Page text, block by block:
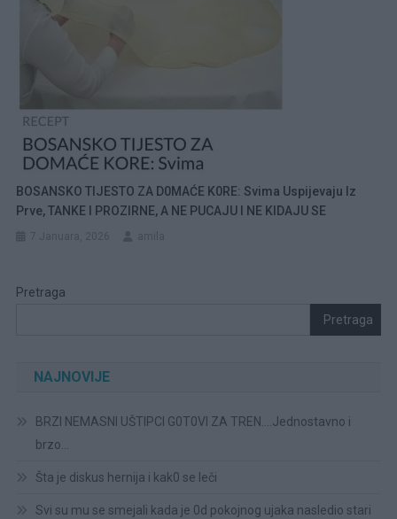
BOSANSKO TIJESTO ZA D0MAĆE K0RE: Svima Uspijevaju Iz
Prve, TANKE I PROZIRNE, A NE PUCAJU I NE KIDAJU SE
Pretraga
Pretraga
NAJNOVIJE
BRZI NEMASNI UŠTIPCI G0T0VI ZA TREN….Jednostavno i
brzo…
Šta je diskus hernija i kak0 se leči
Svi su mu se smejali kada je 0d pokojnog ujaka nasledio stari